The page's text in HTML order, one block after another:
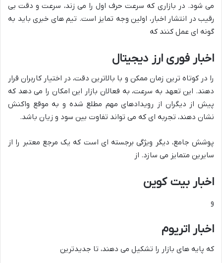
می شود. در بازاری که سرعت حرف اول را می زند، سرعت و دقت بی
رقیب در انتشار اخبار، اولین وجه تمایز است. تیم های خبری باید به
گونه ای عمل کنند که
اخبار فوری ارز دیجیتال
را در کوتاه ترین زمان ممکن و با بالاترین دقت، در اختیار کاربران قرار
دهند. این تعهد به سرعت، به فعالان بازار این امکان را می دهد که
پیش از دیگران از رویدادهای مهم مطلع شده و به موقع واکنش
نشان دهند، تجربه ای که می تواند تفاوت بین سود و زیان باشد.
پوشش جامع، دیگر ویژگی برجسته ای است که یک مرجع معتبر را از
سایرین متمایز می سازد. از
اخبار بیت کوین
و
اخبار اتریوم
که پایه های بازار را تشکیل می دهند، تا جدیدترین